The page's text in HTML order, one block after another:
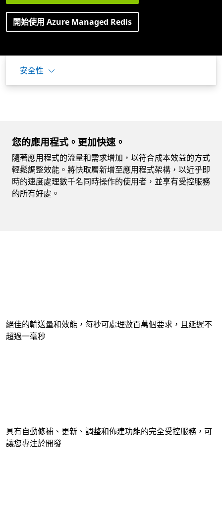
開始使用 Azure Managed Redis
安全性
您的應用程式。更加快速。
隨著應用程式的流量和需求增加，以符合成本效益的方式
輕鬆調整效能。將快取層新增至應用程式架構，以近乎即
時的速度處理數千名同時操作的使用者，並享有受控服務
的所有好處。
絕佳的輸送量和效能，每秒可處理數百萬個要求，且延遲不
超過一毫秒
具有自動修補、更新、調整和佈建功能的完全受控服務，可
讓您專注於開發